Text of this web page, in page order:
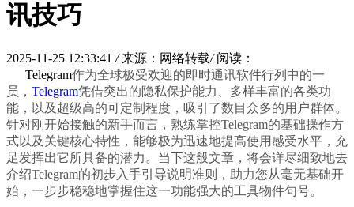
讯技巧
2025-11-25 12:33:41 / 来源：网络转载/ 阅读：
Telegram作为全球极受欢迎的即时通讯软件行列中的一
员， Telegram凭借突出的隐私保护能力、多样丰富的各类功
能，以及超级高的可定制程度，吸引了数目众多的用户群体。
针对刚开始接触的新手而言，熟练掌控Telegram的基础操作方
式以及关键核心特性，能够极为迅速地提高使用感受水平，充
足发挥出它所具备的潜力。当下这般文章，将会详尽细致地去
介绍Telegram的初步入手引导说明准则，助力您从毫无基础开
始，一步步稳稳地掌握住这一功能强大的工具物件句号。